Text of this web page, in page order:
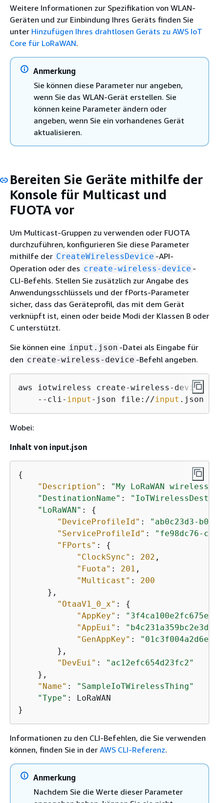
Weitere Informationen zur Spezifikation von WLAN-
Geräten und zur Einbindung Ihres Geräts finden Sie
unter Hinzufügen Ihres drahtlosen Geräts zu AWS IoT
Core für LoRaWAN.
Anmerkung
Sie können diese Parameter nur angeben,
wenn Sie das WLAN-Gerät erstellen. Sie
können keine Parameter ändern oder
angeben, wenn Sie ein vorhandenes Gerät
aktualisieren.
Bereiten Sie Geräte mithilfe der
Konsole für Multicast und
FUOTA vor
Um Multicast-Gruppen zu verwenden oder FUOTA
durchzuführen, konfigurieren Sie diese Parameter
mithilfe der CreateWirelessDevice -API-
Operation oder des create-wireless-device -
CLI-Befehls. Stellen Sie zusätzlich zur Angabe des
Anwendungsschlüssels und der fPorts-Parameter
sicher, dass das Geräteprofil, das mit dem Gerät
verknüpft ist, einen oder beide Modi der Klassen B oder
C unterstützt.
Sie können eine input.json -Datei als Eingabe für
den create-wireless-device -Befehl angeben.
aws iotwireless create-wireless-device \
    --cli-
input -json file://input .json
Wobei:
Inhalt von input.json
{
"Description" :
"My LoRaWAN wireless
"DestinationName" :
"LoRaWAN" : {
"DeviceProfileId" :
"ab0c23d3-
"ServiceProfileId" :
"fe98dc76-
"FPorts" : {
"ClockSync" : 202 ,
"Fuota" : 201 ,
"Multicast" : 200
      },
"OtaaV1_0_x" : {
"AppKey" :
"AppEui" : "b4c231a359bc2e3d"
"GenAppKey" :
        },
"DevEui" :
"ac12efc654d23fc2"
    },
"Name" :
"SampleIoTWirelessThing"
"Type" : LoRaWAN
}
Informationen zu den CLI-Befehlen, die Sie verwenden
können, finden Sie in der AWS CLI-Referenz.
Anmerkung
Nachdem Sie die Werte dieser Parameter